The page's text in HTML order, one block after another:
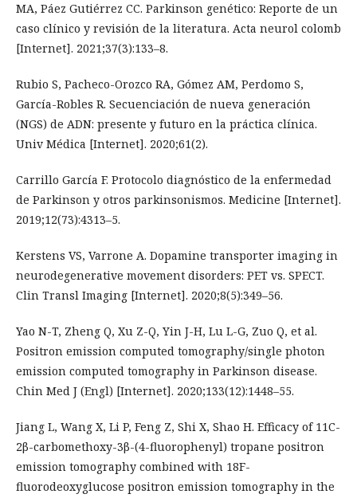
MA, Páez Gutiérrez CC. Parkinson genético: Reporte de un
caso clínico y revisión de la literatura. Acta neurol colomb
[Internet]. 2021;37(3):133–8.
Rubio S, Pacheco-Orozco RA, Gómez AM, Perdomo S,
García-Robles R. Secuenciación de nueva generación
(NGS) de ADN: presente y futuro en la práctica clínica.
Univ Médica [Internet]. 2020;61(2).
Carrillo García F. Protocolo diagnóstico de la enfermedad
de Parkinson y otros parkinsonismos. Medicine [Internet].
2019;12(73):4313–5.
Kerstens VS, Varrone A. Dopamine transporter imaging in
neurodegenerative movement disorders: PET vs. SPECT.
Clin Transl Imaging [Internet]. 2020;8(5):349–56.
Yao N-T, Zheng Q, Xu Z-Q, Yin J-H, Lu L-G, Zuo Q, et al.
Positron emission computed tomography/single photon
emission computed tomography in Parkinson disease.
Chin Med J (Engl) [Internet]. 2020;133(12):1448–55.
Jiang L, Wang X, Li P, Feng Z, Shi X, Shao H. Efficacy of 11C-
2β-carbomethoxy-3β-(4-fluorophenyl) tropane positron
emission tomography combined with 18F-
fluorodeoxyglucose positron emission tomography in the